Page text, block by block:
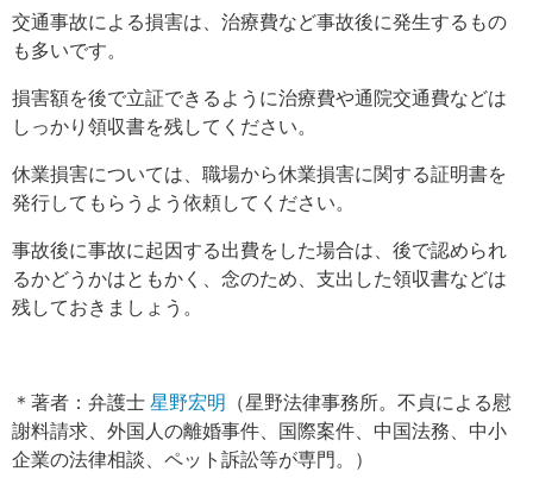
交通事故による損害は、治療費など事故後に発生するもの
も多いです。
損害額を後で立証できるように治療費や通院交通費などは
しっかり領収書を残してください。
休業損害については、職場から休業損害に関する証明書を
発行してもらうよう依頼してください。
事故後に事故に起因する出費をした場合は、後で認められ
るかどうかはともかく、念のため、支出した領収書などは
残しておきましょう。
＊著者：弁護士 星野宏明
（星野法律事務所。不貞による慰
謝料請求、外国人の離婚事件、国際案件、中国法務、中小
企業の法律相談、ペット訴訟等が専門。）